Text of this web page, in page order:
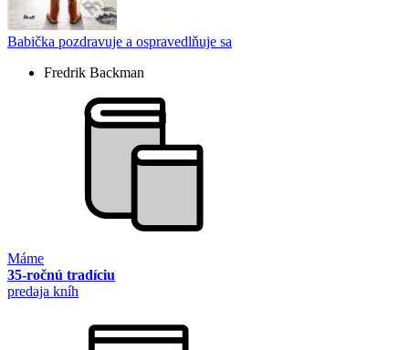
Babička pozdravuje a ospravedlňuje sa
Fredrik Backman
Máme
35-ročnú tradíciu
predaja kníh